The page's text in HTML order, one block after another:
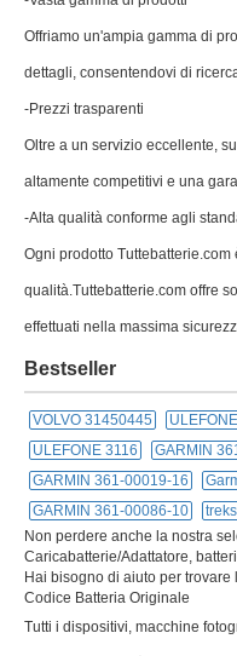
Ogni prodotto
qualità.Tuttebatterie.com offre
effettuati nella massima
Bestseller
VOLVO 31450445
GARMIN 361-00086-10
Non perdere anche la nostra
Hai bisogno di aiuto per trovare
Tutti i dispositivi, macchine
un codice che può chiamarsi in
- Codice Batteria Originale
- Codice originale del produttore
- Numero parte originale
- FRU
etc... ma il concetto è sempre lo
Originale.